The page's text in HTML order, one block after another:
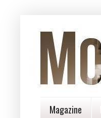
Magazine